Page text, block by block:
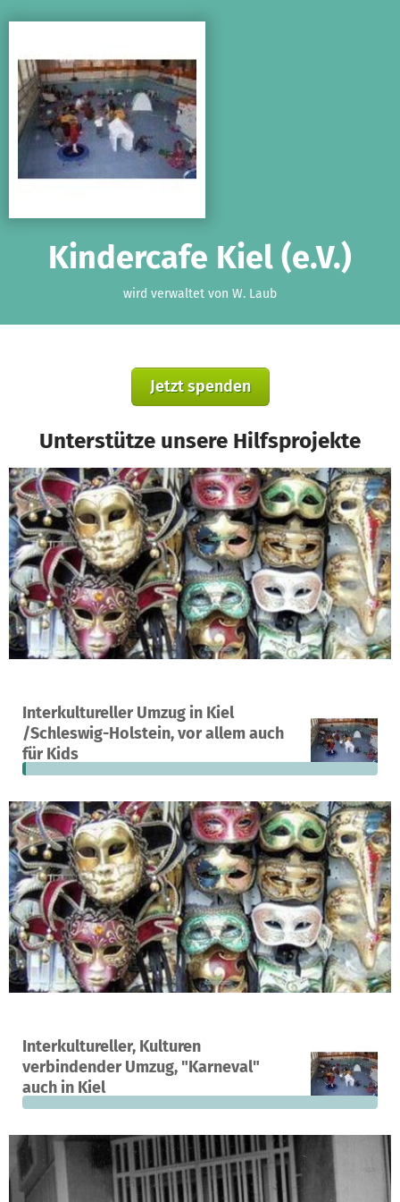
Kindercafe Kiel (e.V.)
wird verwaltet von W. Laub
Jetzt spenden
Unterstütze unsere Hilfsprojekte
Interkultureller Umzug in Kiel
/Schleswig-Holstein, vor allem auch
für Kids
Ein Projekt in Kiel, Deutschland
1
Spende
1 %
finanziert
7.989 €
fehlen noch
Interkultureller, Kulturen
verbindender Umzug, "Karneval"
auch in Kiel
Ein Projekt in Kiel, Deutschland
0
Spenden
0 %
finanziert
450 €
fehlen noch